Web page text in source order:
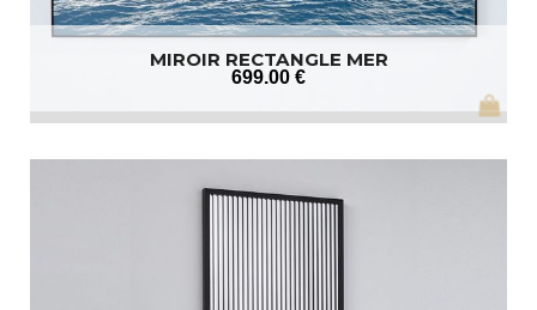
MIROIR RECTANGLE MER
699.00 €